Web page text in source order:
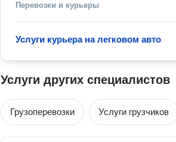
Перевозки и курьеры
Услуги курьера на легковом авто
Услуги других специалистов
Грузоперевозки Услуги грузчиков